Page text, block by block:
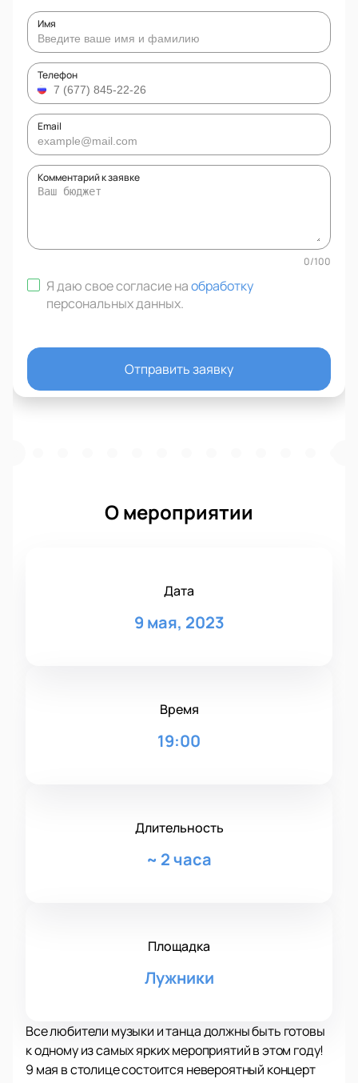
Имя
Телефон
Email
Комментарий к заявке
0/100
Я даю свое согласие наобработку
персональных данных.
Отправить заявку
О мероприятии
Дата
9 мая, 2023
Время
19:00
Длительность
~ 2 часа
Площадка
Лужники
Все любители музыки и танца должны быть готовы
к одному из самых ярких мероприятий в этом году!
9 мая в столице состоится невероятный концерт